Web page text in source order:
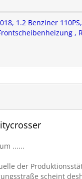
1.2 Benziner
,
......
der
scheint